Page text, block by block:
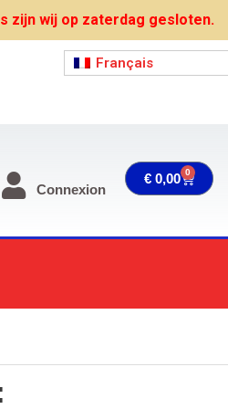
zijn wij op zaterdag gesloten.
Français
Connexion
€ 0,00 0 Panier